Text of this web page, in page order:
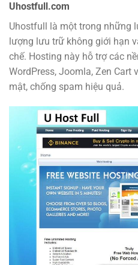
Uhostfull.com
Uhostfull là một trong những
lượng lưu trữ không giới hạn
chế. Hosting này hỗ trợ các
WordPress, Joomla, Zen Cart
mật, chống spam hiệu quả.